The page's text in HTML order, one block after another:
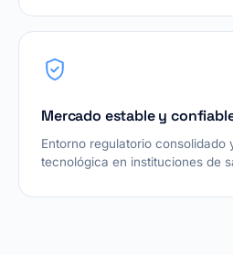
Mercado estable y
Entorno regulatorio consolidado
tecnológica en instituciones de